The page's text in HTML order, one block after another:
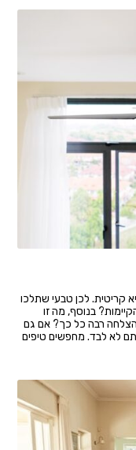
קריטית. לכן טבעי שתלכו
בנוסף, מה זו
רבה כל כך? אם גם
לא לבד. מחפשים טיפים